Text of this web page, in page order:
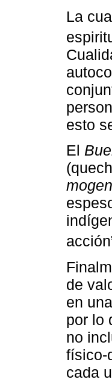
La
esto
El
mogen
de
en
por lo
no
físico-
cada